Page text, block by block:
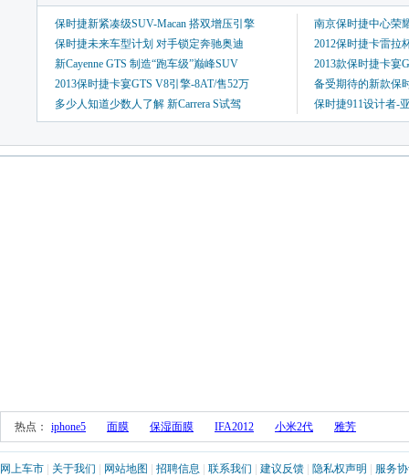
保时捷新紧凑级SUV-Macan 搭双增压引擎
南京保时捷中心荣
保时捷未来车型计划 对手锁定奔驰奥迪
2012保时捷卡雷拉
新Cayenne GTS 制造“跑车级”巅峰SUV
2013款保时捷卡宴
2013保时捷卡宴GTS V8引擎-8AT/售52万
备受期待的新款保
多少人知道少数人了解 新Carrera S试驾
保时捷911设计者-
热点： iphone5 面膜 保湿面膜 IFA2012 小米2代 雅芳
网上车市 关于我们 网站地图 招聘信息 联系我们 建议反馈 隐私权声明
服务